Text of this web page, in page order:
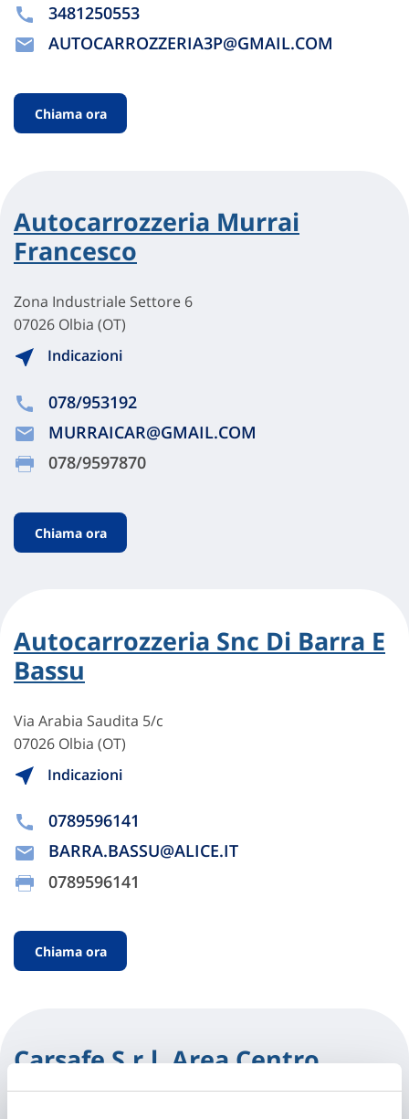
3481250553
AUTOCARROZZERIA3P@GMAIL.COM
Chiama ora
Autocarrozzeria Murrai
Francesco
Zona Industriale Settore 6
07026 Olbia (OT)
Indicazioni
078/953192
MURRAICAR@GMAIL.COM
078/9597870
Chiama ora
Autocarrozzeria Snc Di Barra E
Bassu
Via Arabia Saudita 5/c
07026 Olbia (OT)
Indicazioni
0789596141
BARRA.BASSU@ALICE.IT
0789596141
Chiama ora
Carsafe S.r.l. Area Centro